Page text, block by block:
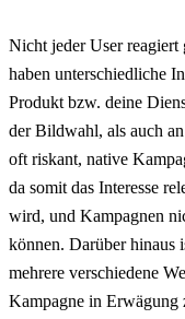
Nicht jeder User reagiert
haben unterschiedliche
Produkt bzw. deine
der Bildwahl, als auch
oft riskant, native
da somit das Interesse
wird, und Kampagnen
können. Darüber hinaus
mehrere verschiedene
Kampagne in Erwägung